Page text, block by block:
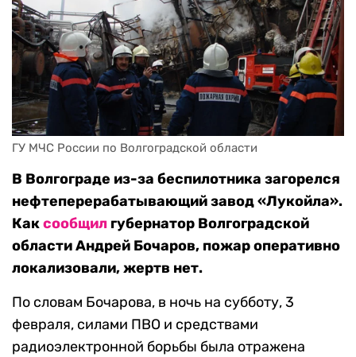
ГУ МЧС России по Волгоградской области
В Волгограде из-за беспилотника загорелся
нефтеперерабатывающий завод «Лукойла».
Каксообщил губернатор Волгоградской
области Андрей Бочаров, пожар оперативно
локализовали, жертв нет.
По словам Бочарова, в ночь на субботу, 3
февраля, силами ПВО и средствами
радиоэлектронной борьбы была отражена